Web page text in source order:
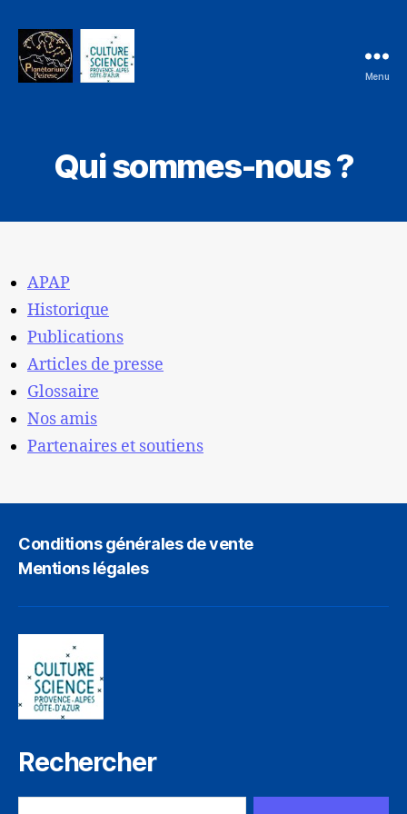
Menu
Qui sommes-nous ?
APAP
Historique
Publications
Articles de presse
Glossaire
Nos amis
Partenaires et soutiens
Conditions générales de vente
Mentions légales
Rechercher